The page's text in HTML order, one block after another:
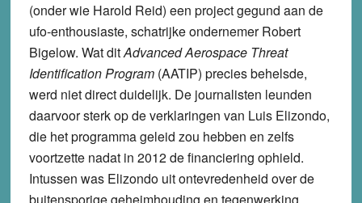
(onder wie Harold Reid) een project gegund aan de
ufo-enthousiaste, schatrijke ondernemer Robert
Bigelow. Wat ditAdvanced Aerospace Threat
Identification Program(AATIP) precies behelsde,
werd niet direct duidelijk. De journalisten leunden
daarvoor sterk op de verklaringen van Luis Elizondo,
die het programma geleid zou hebben en zelfs
voortzette nadat in 2012 de financiering ophield.
Intussen was Elizondo uit ontevredenheid over de